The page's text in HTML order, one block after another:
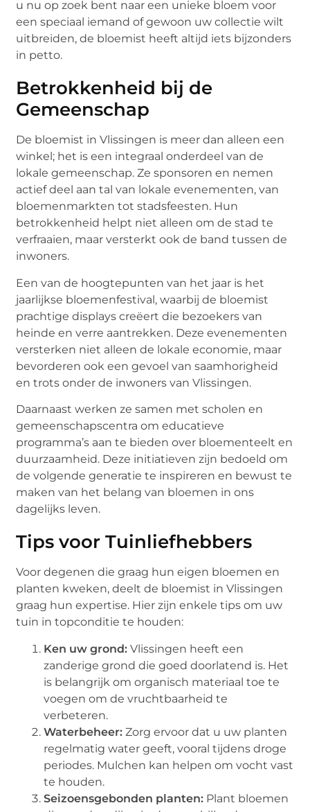
u nu op zoek bent naar een unieke bloem voor
een speciaal iemand of gewoon uw collectie wilt
uitbreiden, de bloemist heeft altijd iets bijzonders
in petto.
Betrokkenheid bij de
Gemeenschap
De bloemist in Vlissingen is meer dan alleen een
winkel; het is een integraal onderdeel van de
lokale gemeenschap. Ze sponsoren en nemen
actief deel aan tal van lokale evenementen, van
bloemenmarkten tot stadsfeesten. Hun
betrokkenheid helpt niet alleen om de stad te
verfraaien, maar versterkt ook de band tussen de
inwoners.
Een van de hoogtepunten van het jaar is het
jaarlijkse bloemenfestival, waarbij de bloemist
prachtige displays creëert die bezoekers van
heinde en verre aantrekken. Deze evenementen
versterken niet alleen de lokale economie, maar
bevorderen ook een gevoel van saamhorigheid
en trots onder de inwoners van Vlissingen.
Daarnaast werken ze samen met scholen en
gemeenschapscentra om educatieve
programma’s aan te bieden over bloementeelt en
duurzaamheid. Deze initiatieven zijn bedoeld om
de volgende generatie te inspireren en bewust te
maken van het belang van bloemen in ons
dagelijks leven.
Tips voor Tuinliefhebbers
Voor degenen die graag hun eigen bloemen en
planten kweken, deelt de bloemist in Vlissingen
graag hun expertise. Hier zijn enkele tips om uw
tuin in topconditie te houden:
Ken uw grond: Vlissingen heeft een
zanderige grond die goed doorlatend is. Het
is belangrijk om organisch materiaal toe te
voegen om de vruchtbaarheid te
verbeteren.
Waterbeheer: Zorg ervoor dat u uw planten
regelmatig water geeft, vooral tijdens droge
periodes. Mulchen kan helpen om vocht vast
te houden.
Seizoensgebonden planten: Plant bloemen